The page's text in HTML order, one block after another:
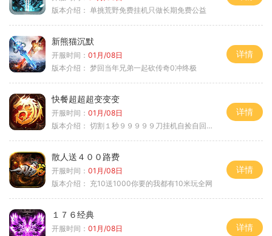
版本介绍： 单挑荒野免费挂机只做长期免费公益
新熊猫沉默
开服时间： 01月/08日
版本介绍： 梦回当年兄弟一起砍传奇0冲终极
详情
快餐超超超变变变
开服时间： 01月/08日
版本介绍： 切割１秒９９９９９刀挂机自捡自回０血不
详情
散人送４００路费
开服时间： 01月/08日
版本介绍： 充10送1000你要的我都有10米玩全网
详情
１７６经典
开服时间： 01月/08日
详情